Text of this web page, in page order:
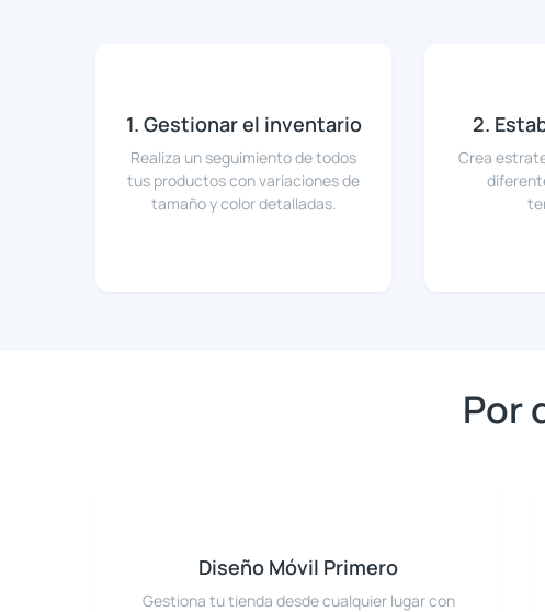
1. Gestionar el inventario
Realiza un seguimiento de todos
tus productos con variaciones de
tamaño y color detalladas.
2.
Crea
Por
Diseño Móvil Primero
Gestiona tu tienda desde cualquier lugar con